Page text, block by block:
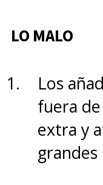
LO MALO
Los
fuera
extra y
grandes